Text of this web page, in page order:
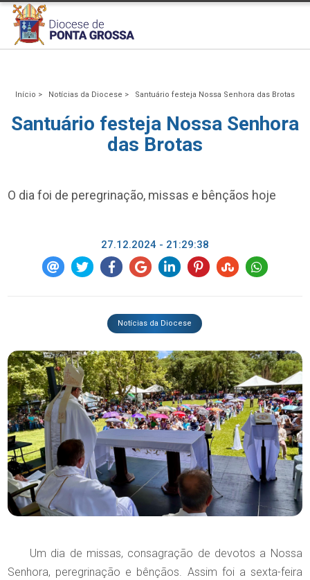
Início > Notícias da Diocese > Santuário festeja Nossa Senhora das Brotas
Santuário festeja Nossa Senhora
das Brotas
O dia foi de peregrinação, missas e bênçãos hoje
27.12.2024 - 21:29:38
Notícias da Diocese
Um dia de missas, consagração de devotos a Nossa
Senhora, peregrinação e bênçãos. Assim foi a sexta-feira